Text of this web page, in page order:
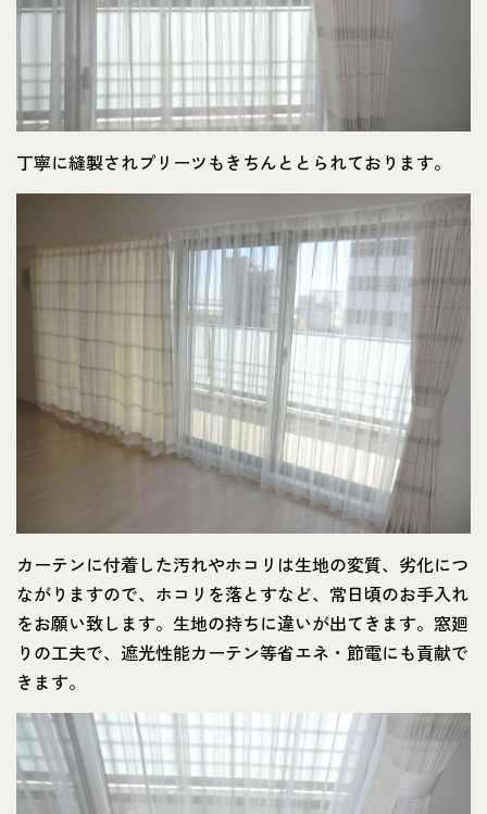
丁寧に縫製されプリーツもきちんととられております。
カーテンに付着した汚れやホコリは生地の変質、劣化につ
ながりますので、ホコリを落とすなど、常日頃のお手入れ
をお願い致します。生地の持ちに違いが出てきます。窓廻
りの工夫で、遮光性能カーテン等省エネ・節電にも貢献で
きます。